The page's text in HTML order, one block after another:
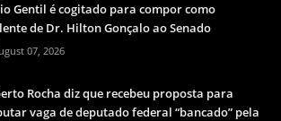
Gentil é cogitado para compor como
de Dr. Hilton Gonçalo ao Senado
07, 2026
Rocha diz que recebeu proposta para
vaga de deputado federal “bancado” pela